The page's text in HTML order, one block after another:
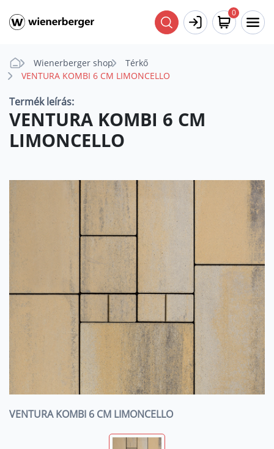
0
Wienerberger shop
Térkő
VENTURA KOMBI 6 CM LIMONCELLO
Termék leírás:
VENTURA KOMBI 6 CM
LIMONCELLO
VENTURA KOMBI 6 CM LIMONCELLO